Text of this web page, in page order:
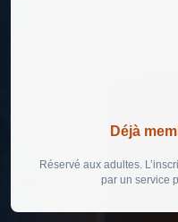
Déjà
Réservé aux adultes.
par un service